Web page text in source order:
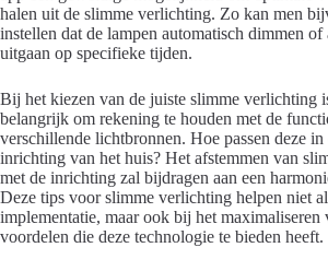
halen uit de slimme verlichting. Zo kan men
instellen dat de lampen automatisch dimmen of
uitgaan op specifieke tijden.
Bij het kiezen van de juiste slimme verlichting
belangrijk om rekening te houden met de
verschillende lichtbronnen. Hoe passen deze in
inrichting van het huis? Het afstemmen van
met de inrichting zal bijdragen aan een
Deze tips voor slimme verlichting helpen niet
implementatie, maar ook bij het maximaliseren
voordelen die deze technologie te bieden heeft.